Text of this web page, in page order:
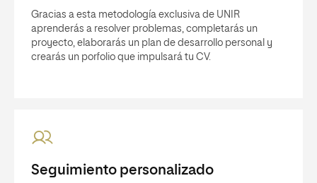
Gracias a esta metodología exclusiva de UNIR
aprenderás a resolver problemas, completarás un
proyecto, elaborarás un plan de desarrollo personal y
crearás un porfolio que impulsará tu CV.
Seguimiento personalizado